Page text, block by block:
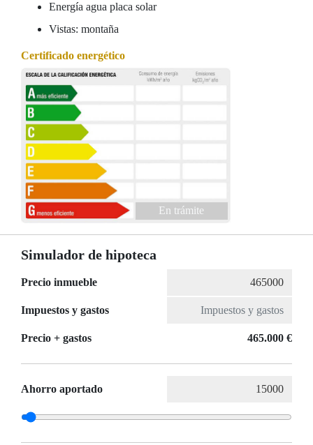
Energía agua placa solar
Vistas: montaña
Certificado energético
En trámite
Simulador de hipoteca
Precio inmueble
Impuestos y gastos
Precio + gastos 465.000 €
Ahorro aportado